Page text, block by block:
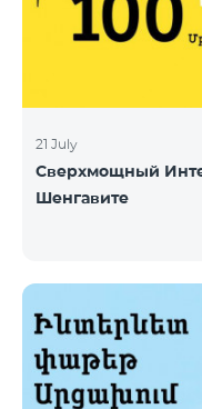
21 July
Сверхмощный
Шенгавите